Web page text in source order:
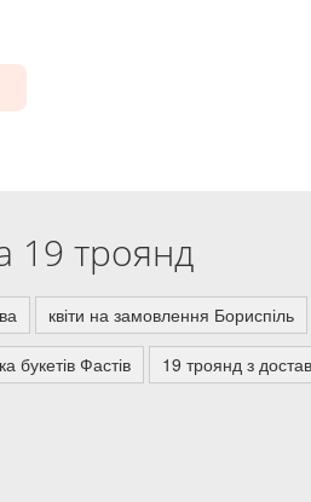
19 троянд
квіти на замовлення Бориспіль
букетів Фастів 19 троянд з